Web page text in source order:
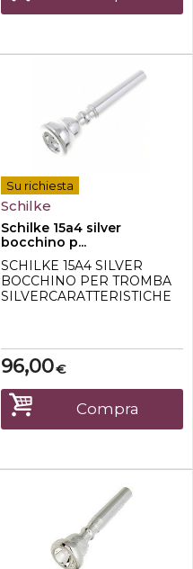
Su richiesta
Schilke
Schilke 15a4 silver
bocchino p...
SCHILKE 15A4 SILVER
BOCCHINO PER TROMBA
SILVERCARATTERISTICHE
grip nel rim -Diametro della
tazza 17.14mm -Tazza media
-Camera 27mm
€
96,00
Compra